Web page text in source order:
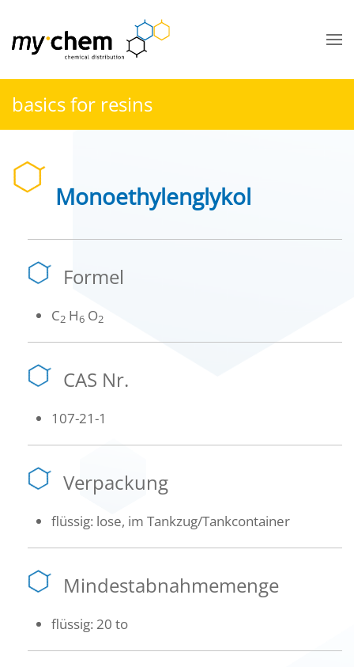
Zum Hauptinhalt springen
basics for resins
Monoethylenglykol
Formel
C2 H6 O2
CAS Nr.
107-21-1
Verpackung
flüssig: lose, im Tankzug/Tankcontainer
Mindestabnahmemenge
flüssig: 20 to